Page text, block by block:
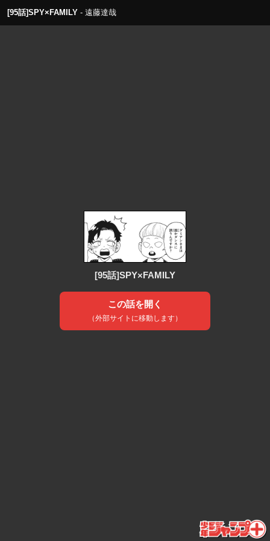
[95話]SPY×FAMILY 遠藤達哉
[95話]SPY×FAMILY
この話を開く
（外部サイトに移動します）